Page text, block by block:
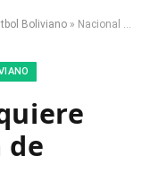
Boliviano » Nacional Potosí quiere frenar la marcha de Aurora a la cima
de